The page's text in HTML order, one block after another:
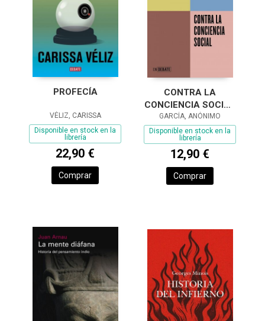
PROFECÍA
VÉLIZ, CARISSA
Disponible en stock en la
librería
22,90 €
Comprar
CONTRA LA
CONCIENCIA SOCIAL
(SERIE ENDEBATE)
GARCÍA, ANÓNIMO
Disponible en stock en la
librería
12,90 €
Comprar